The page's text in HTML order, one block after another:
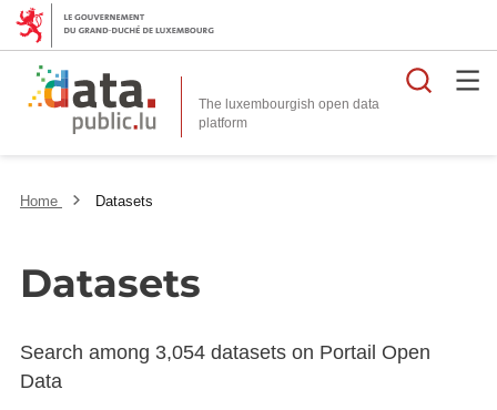
The luxembourgish open data
platform
Home Datasets
Datasets
Search among 3,054 datasets on Portail Open
Data